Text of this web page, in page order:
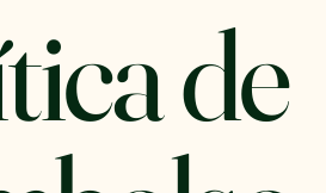
de